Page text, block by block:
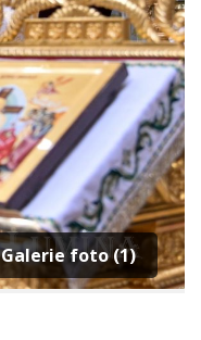
Galerie foto (1)